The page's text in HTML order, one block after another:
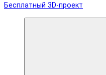
Бесплатный 3D-проект